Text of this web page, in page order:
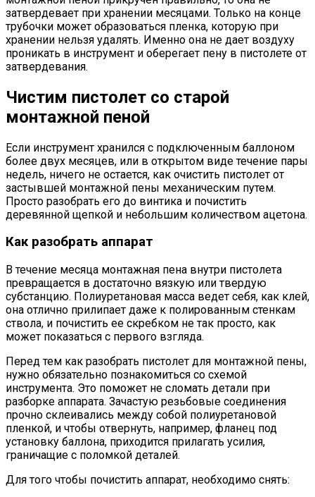
затвердевает при хранении месяцами. Только на конце
трубочки может образоваться пленка, которую при
хранении нельзя удалять. Именно она не дает воздуху
проникать в инструмент и оберегает пену в пистолете от
затвердевания.
Чистим пистолет со старой
монтажной пеной
Если инструмент хранился с подключенным баллоном
более двух месяцев, или в открытом виде течение пары
недель, ничего не остается, как очистить пистолет от
застывшей монтажной пены механическим путем.
Просто разобрать его до винтика и почистить
деревянной щепкой и небольшим количеством ацетона.
Как разобрать аппарат
В течение месяца монтажная пена внутри пистолета
превращается в достаточно вязкую или твердую
субстанцию. Полиуретановая масса ведет себя, как клей,
она отлично прилипает даже к полированным стенкам
ствола, и почистить ее скребком не так просто, как
может показаться с первого взгляда.
Перед тем как разобрать пистолет для монтажной пены,
нужно обязательно познакомиться со схемой
инструмента. Это поможет не сломать детали при
разборке аппарата. Зачастую резьбовые соединения
прочно склеивались между собой полиуретановой
пленкой, и чтобы отвернуть, например, фланец под
установку баллона, приходится прилагать усилия,
граничащие с поломкой деталей.
Для того чтобы почистить аппарат, необходимо снять: